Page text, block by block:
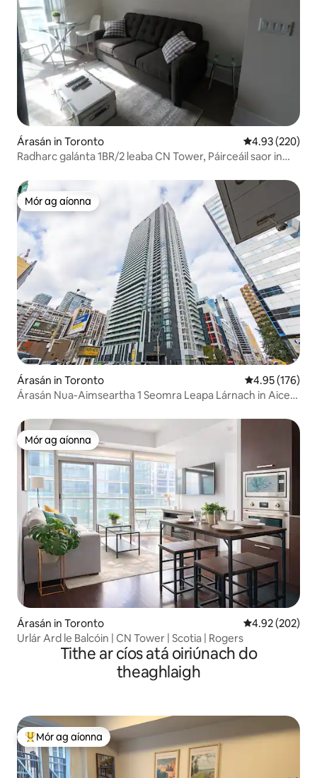
Árasán in Toronto Meánrátáil
4.93 (220)
Radharc galánta 1BR/2 leaba CN Tower, Páirceáil saor in
Mór ag aíonna
Mór ag aíonna
Árasán in Toronto Meánrátáil
4.95 (176)
Árasán Nua-Aimseartha 1 Seomra Leapa Lárnach in Aice
Mór ag aíonna
Mór ag aíonna
Árasán in Toronto Meánrátáil
4.92 (202)
Urlár Ard le Balcóin | CN Tower | Scotia | Rogers
Tithe ar cíos atá oiriúnach do
theaghlaigh
An-mhór ag aíonna
Mór ag aíonna